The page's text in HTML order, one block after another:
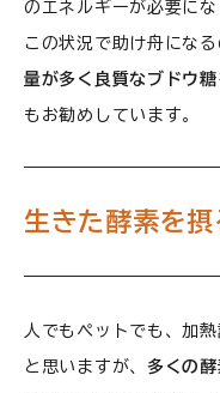
のエネルギーが必要にな
この状況で助け舟にな
量が多く良質なブドウ糖
もお勧めしています。
生きた酵素を摂
人でもペットでも、加
と思いますが、 多くの